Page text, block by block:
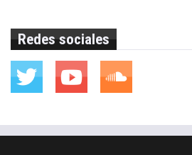
Redes sociales